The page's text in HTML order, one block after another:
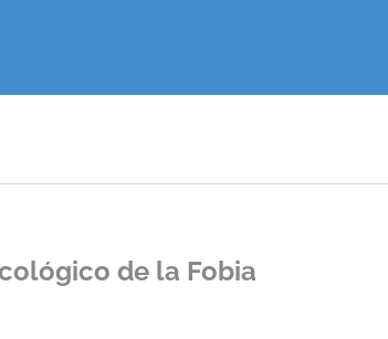
de la Fobia